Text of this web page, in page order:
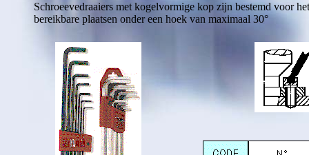
Schroeevedraaiers met kogelvormige kop zijn bestemd voor
bereikbare plaatsen onder een hoek van maximaal 30°